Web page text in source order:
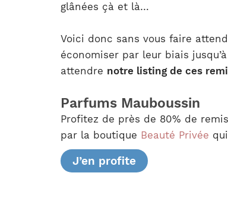
glânées çà et là…
Voici donc sans vous faire
économiser par leur biais
attendre notre listing de ces
Parfums Mauboussin
Profitez de près de 80% de
par la boutique Beauté Privée
J’en profite